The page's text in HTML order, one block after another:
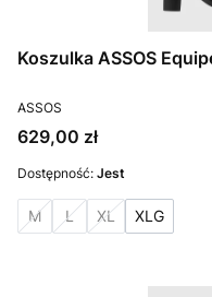
Koszulka ASSOS
PRODUCENT
ASSOS
Cena
629,00 zł
Dostępność: Jest
M L XL XLG